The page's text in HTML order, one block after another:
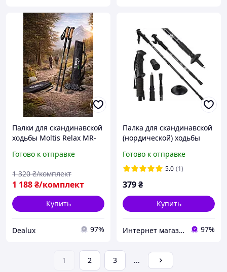
Палки для скандинавской
ходьбы Moltis Relax MR-
и чехлом
Готово к отправке
1 188₴/комплект
1 320 ₴/комплект
Купить
Dealux 97%
Палка для скандинавской
(нордической) ходьбы
алюминиевая 1 шт
Черный
Готово к отправке
5.0 (1)
379₴
Купить
Интернет магазин Sport-Kvartal.com.ua №1 по спортивным товарам. 97%
1 2 3 ...